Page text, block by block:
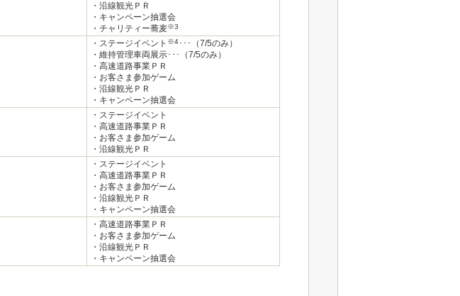
・沿線観光ＰＲ
・キャンペーン抽選会
・チャリティー蕎麦※3
・ステージイベント ※4･･･（7/5のみ）
・維持管理車両展示･･･（7/5のみ）
・高速道路事業ＰＲ
・お客さま参加ゲーム
・沿線観光ＰＲ
・キャンペーン抽選会
・ステージイベント
・高速道路事業ＰＲ
・お客さま参加ゲーム
・沿線観光ＰＲ
・ステージイベント
・高速道路事業ＰＲ
・お客さま参加ゲーム
・沿線観光ＰＲ
・キャンペーン抽選会
・高速道路事業ＰＲ
・お客さま参加ゲーム
・沿線観光ＰＲ
・キャンペーン抽選会